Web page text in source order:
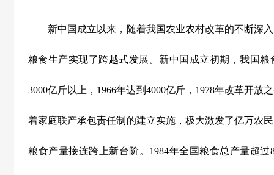
新中国成立以来，随着我国农业农村改革的不断深入
粮食生产实现了跨越式发展。新中国成立初期，我国粮
3000亿斤以上， 1966年达到 4000亿斤， 1978年改革开放
着家庭联产承包责任制的建立实施，极大激发了亿万农
粮食产量接连跨上新台阶。 1984年全国粮食总产量超过